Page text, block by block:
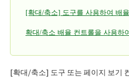
[확대/축소] 도구를 사용하여 배
확대/축소 배율 컨트롤을 사용하
[확대/축소] 도구 또는 페이지 보기